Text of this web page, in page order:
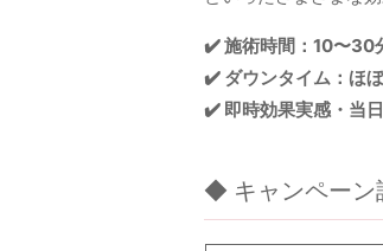
✔️ 施術時間：10〜30
✔️ ダウンタイム：ほ
✔️ 即時効果実感・当
◆ キャンペーン